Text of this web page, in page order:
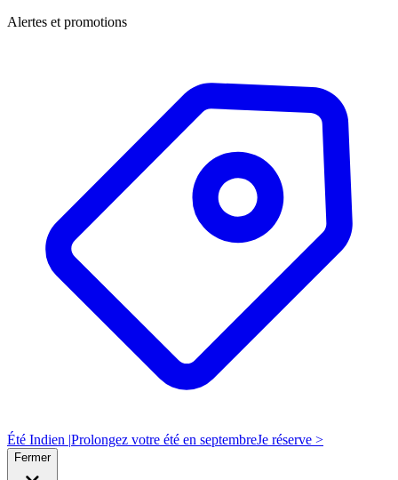
Alertes et promotions
Été Indien |Prolongez votre été en septembreJe réserve >
Fermer